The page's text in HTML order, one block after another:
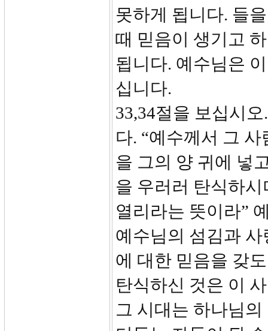
못하게 됩니다. 들
때 믿음이 생기고
됩니다. 예수님은
십니다.
33,34절을 보십시
다. “예수께서 그
을 그의 양 귀에 넣
을 우러러 탄식하
열리라는 뜻이라”
예수님의 섬김과
에 대한 믿음을 갖
탄식하신 것은 이
그 시대는 하나님